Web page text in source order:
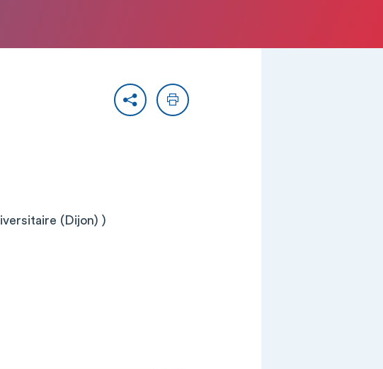
PartagerImprimer
(Dijon) )